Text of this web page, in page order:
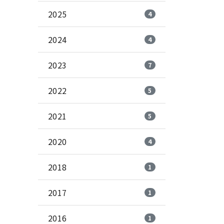
2025 4
2024 4
2023 7
2022 5
2021 5
2020 4
2018 1
2017 1
2016 1